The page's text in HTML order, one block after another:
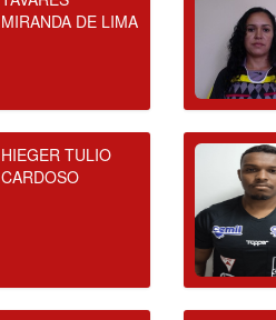
MIRANDA DE LIMA
HIEGER TULIO
CARDOSO